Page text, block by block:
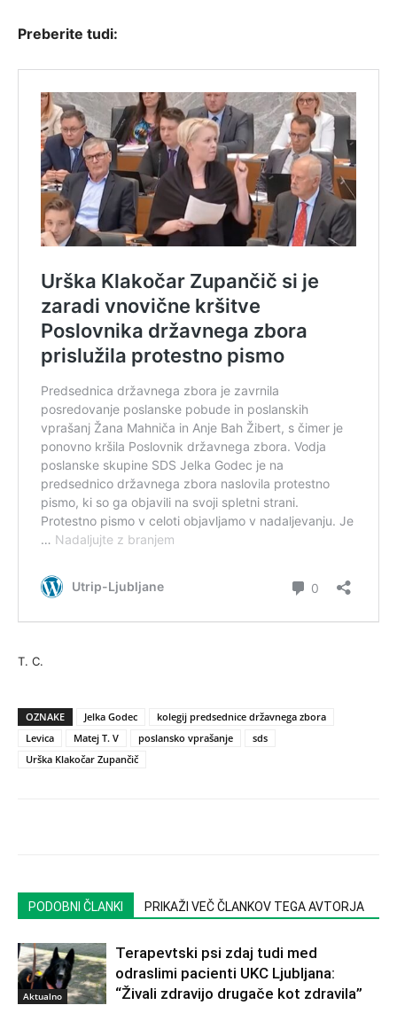
Preberite tudi:
T. C.
OZNAKE Jelka Godec
kolegij predsednice državnega zbora
Levica
Matej T. V poslansko vprašanje
sds
Urška Klakočar Zupančič
PODOBNI ČLANKI PRIKAŽI VEČ ČLANKOV TEGA AVTORJA
Aktualno
Terapevtski psi zdaj tudi med
odraslimi pacienti UKC Ljubljana:
“Živali zdravijo drugače kot zdravila”